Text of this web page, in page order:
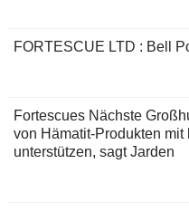
FORTESCUE LTD : Bell
Fortescues Nächste
von Hämatit-Produkten
unterstützen, sagt Jarden